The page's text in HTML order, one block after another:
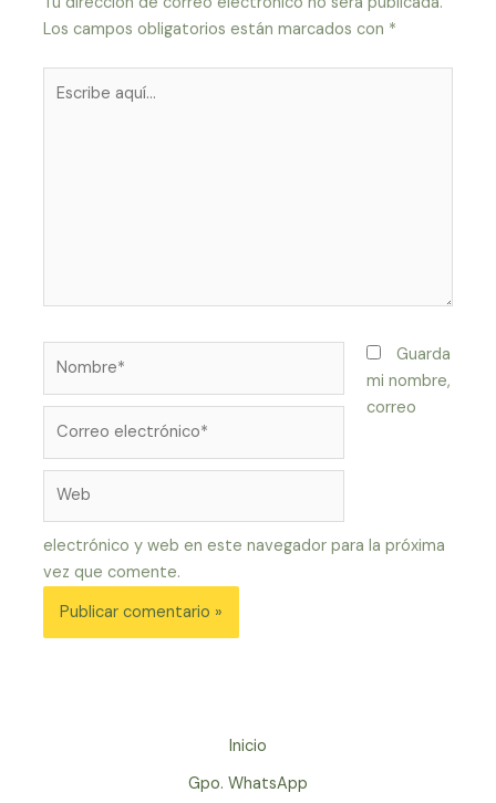
Los campos obligatorios están marcados con *
aquí...
electrónico*
Guarda
mi nombre,
correo
electrónico y web en este navegador para la próxima
vez que comente.
Inicio
Gpo. WhatsApp